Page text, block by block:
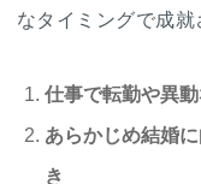
なタイミングで成就
仕事で転勤や異
あらかじめ結婚
き